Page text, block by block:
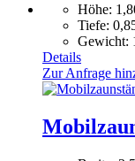
Höhe:
Tiefe:
Gewicht:
Details
Zur Anfrage